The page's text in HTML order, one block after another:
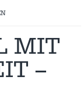
MIT
–